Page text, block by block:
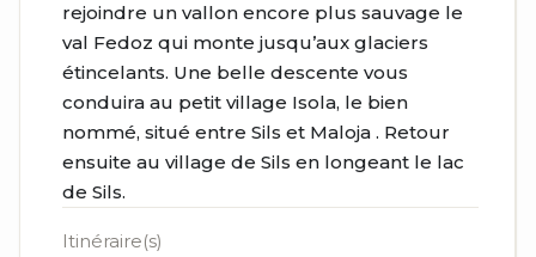
rejoindre un vallon encore plus sauvage le
val Fedoz qui monte jusqu’aux glaciers
étincelants. Une belle descente vous
conduira au petit village Isola, le bien
nommé, situé entre Sils et Maloja . Retour
ensuite au village de Sils en longeant le lac
de Sils.
Itinéraire(s)